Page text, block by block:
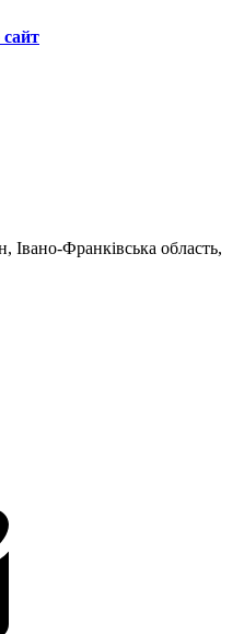
Івано-Франківська область,